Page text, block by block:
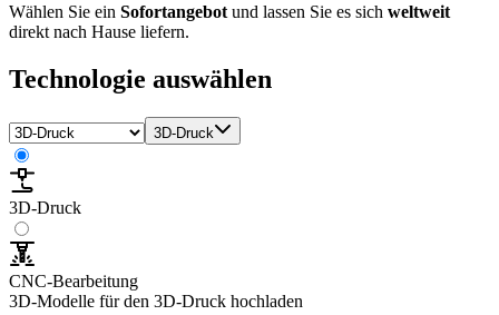
Wählen Sie ein Sofortangebot und lassen Sie es sich weltweit
direkt nach Hause liefern.
Technologie auswählen
3D-Druck
3D-Druck
CNC-Bearbeitung
3D-Modelle für den 3D-Druck hochladen